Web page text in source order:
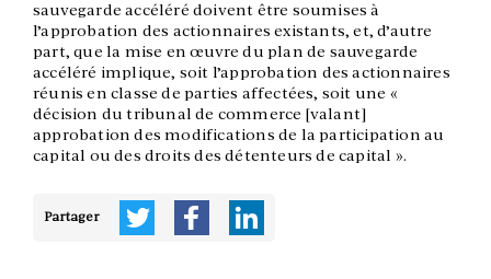
sauvegarde accéléré doivent être soumises à
l’approbation des actionnaires existants, et, d’autre
part, que la mise en œuvre du plan de sauvegarde
accéléré implique, soit l’approbation des actionnaires
réunis en classe de parties affectées, soit une «
décision du tribunal de commerce [valant]
approbation des modifications de la participation au
capital ou des droits des détenteurs de capital ».
Partager